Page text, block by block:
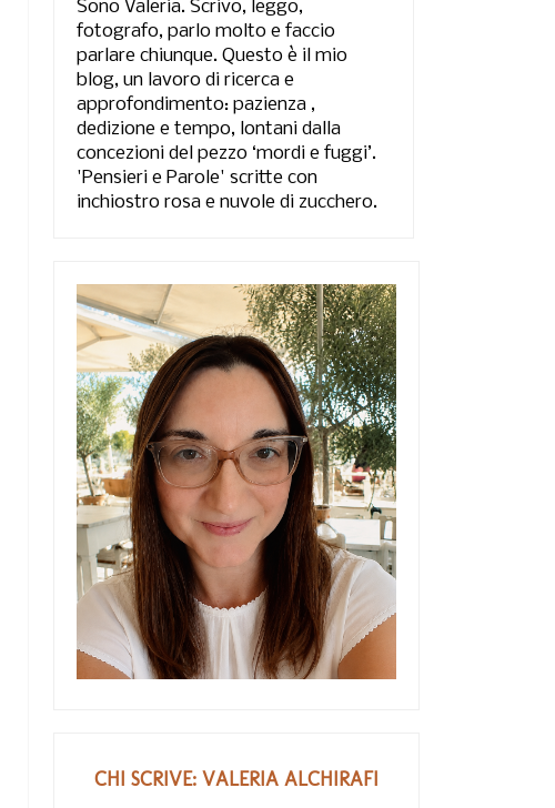
Sono Valeria. Scrivo, leggo,
fotografo, parlo molto e faccio
parlare chiunque. Questo è il mio
blog, un lavoro di ricerca e
approfondimento: pazienza ,
dedizione e tempo, lontani dalla
concezioni del pezzo ‘mordi e fuggi’.
'Pensieri e Parole' scritte con
inchiostro rosa e nuvole di zucchero.
CHI SCRIVE: VALERIA ALCHIRAFI